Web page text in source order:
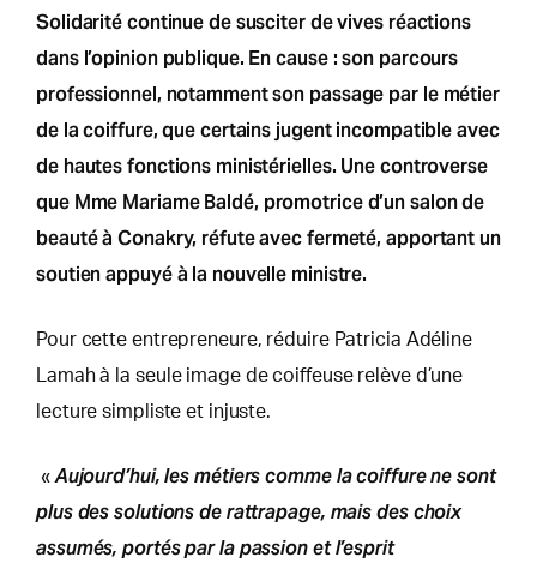
Solidarité continue de susciter de vives réactions
dans l’opinion publique. En cause : son parcours
professionnel, notamment son passage par le métier
de la coiffure, que certains jugent incompatible avec
de hautes fonctions ministérielles. Une controverse
que Mme Mariame Baldé, promotrice d’un salon de
beauté à Conakry, réfute avec fermeté, apportant un
soutien appuyé à la nouvelle ministre.
Pour cette entrepreneure, réduire Patricia Adéline
Lamah à la seule image de coiffeuse relève d’une
lecture simpliste et injuste.
« Aujourd’hui, les métiers comme la coiffure ne sont
plus des solutions de rattrapage, mais des choix
assumés, portés par la passion et l’esprit